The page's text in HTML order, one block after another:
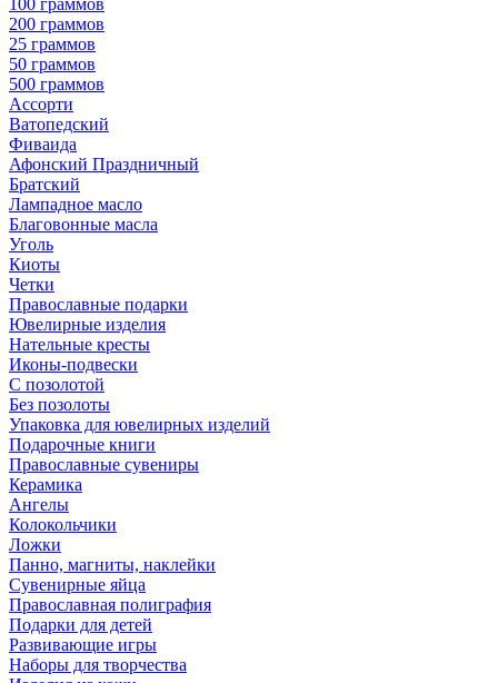
100 граммов
200 граммов
25 граммов
50 граммов
500 граммов
Ассорти
Ватопедский
Фиваида
Афонский Праздничный
Братский
Лампадное масло
Благовонные масла
Уголь
Киоты
Четки
Православные подарки
Ювелирные изделия
Нательные кресты
Иконы-подвески
С позолотой
Без позолоты
Упаковка для ювелирных изделий
Подарочные книги
Православные сувениры
Керамика
Ангелы
Колокольчики
Ложки
Панно, магниты, наклейки
Сувенирные яйца
Православная полиграфия
Подарки для детей
Развивающие игры
Наборы для творчества